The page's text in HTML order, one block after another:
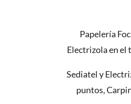
Papelería
Electrizola en el
Sediatel y
puntos,